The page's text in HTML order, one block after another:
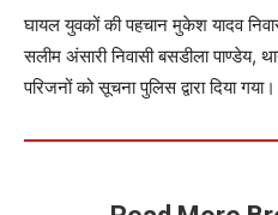
घायल युवकों की पहचान मुकेश यादव
सलीम अंसारी निवासी बसडीला पाण्डेय,
परिजनों को सूचना पुलिस द्वारा दिया गया।